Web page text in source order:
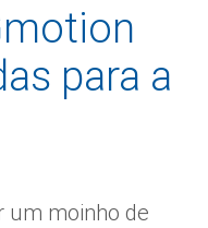
para a
um moinho de